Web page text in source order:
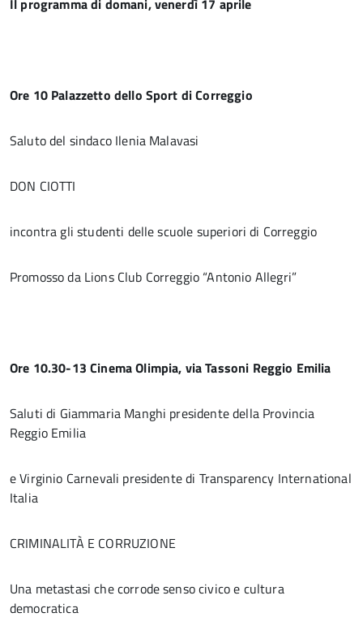
Il programma di domani, venerdì 17 aprile
Ore 10 Palazzetto dello Sport di Correggio
Saluto del sindaco Ilenia Malavasi
DON CIOTTI
incontra gli studenti delle scuole superiori di Correggio
Promosso da Lions Club Correggio “Antonio Allegri”
Ore 10.30-13 Cinema Olimpia, via Tassoni Reggio Emilia
Saluti di Giammaria Manghi presidente della Provincia
Reggio Emilia
e Virginio Carnevali presidente di Transparency International
Italia
CRIMINALITÀ E CORRUZIONE
Una metastasi che corrode senso civico e cultura
democratica